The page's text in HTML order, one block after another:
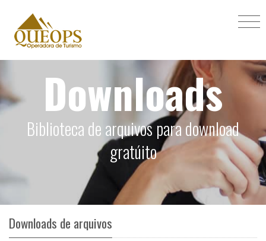
Downloads
Biblioteca de arquivos para download
gratúito
Downloads de arquivos